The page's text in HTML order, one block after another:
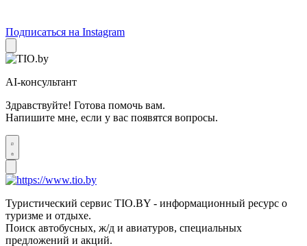
Подписаться на Instagram
AI-консультант
Здравствуйте! Готова помочь вам.
Напишите мне, если у вас появятся вопросы.
Туристический сервис TIO.BY - информационный ресурс о
туризме и отдыхе.
Поиск автобусных, ж/д и авиатуров, специальных
предложений и акций.